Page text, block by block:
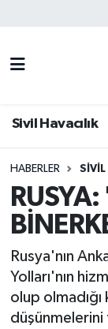
Sivil Havacılık
HABERLER SIVIL
Rusya'nın
Yolları'nın
olup olmadığı
düşünmelerini